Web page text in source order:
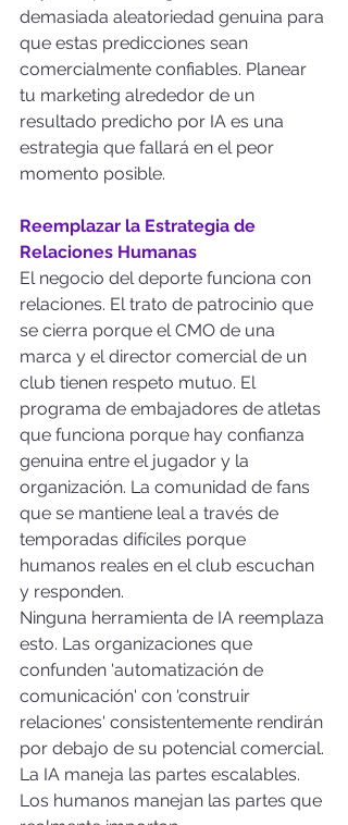
demasiada aleatoriedad genuina para
que estas predicciones sean
comercialmente confiables. Planear
tu marketing alrededor de un
resultado predicho por IA es una
estrategia que fallará en el peor
momento posible.
Reemplazar la Estrategia de
Relaciones Humanas
El negocio del deporte funciona con
relaciones. El trato de patrocinio que
se cierra porque el CMO de una
marca y el director comercial de un
club tienen respeto mutuo. El
programa de embajadores de atletas
que funciona porque hay confianza
genuina entre el jugador y la
organización. La comunidad de fans
que se mantiene leal a través de
temporadas difíciles porque
humanos reales en el club escuchan
y responden.
Ninguna herramienta de IA reemplaza
esto. Las organizaciones que
confunden 'automatización de
comunicación' con 'construir
relaciones' consistentemente rendirán
por debajo de su potencial comercial.
La IA maneja las partes escalables.
Los humanos manejan las partes que